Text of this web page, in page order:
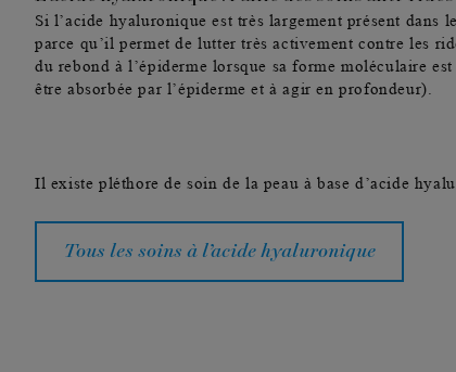
Si l’acide hyaluronique est très largement présent dans
parce qu’il permet de lutter très activement contre les
du rebond à l’épiderme lorsque sa forme moléculaire
être absorbée par l’épiderme et à agir en profondeur).
Il existe pléthore de soin de la peau à base d’acide
Tous les soins à l’acide hyaluronique